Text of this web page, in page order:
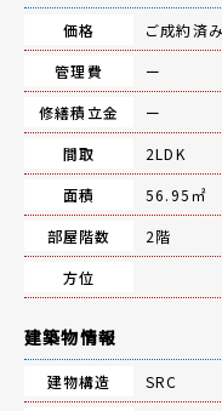
価格
ご成約済み
管理費
ー
修繕積立金
ー
間取
2LDK
面積
56.95㎡
部屋階数
2階
方位
建築物情報
建物構造
SRC